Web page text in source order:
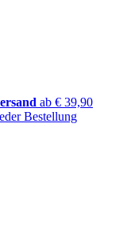
ab € 39,90
Bestellung